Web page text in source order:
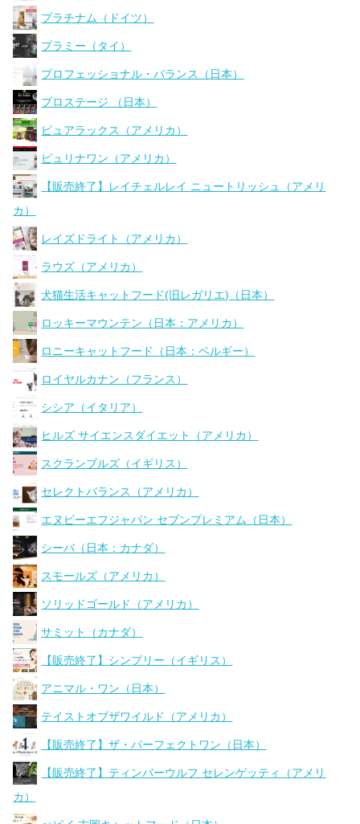
プラチナム（ドイツ）
プラミー（タイ）
プロフェッショナル・バランス（日本）
プロステージ （日本）
ピュアラックス（アメリカ）
ピュリナワン（アメリカ）
【販売終了】レイチェルレイ ニュートリッシュ（アメリ
カ）
レイズドライト（アメリカ）
ラウズ（アメリカ）
犬猫生活キャットフード(旧レガリエ)（日本）
ロッキーマウンテン（日本：アメリカ）
ロニーキャットフード（日本：ベルギー）
ロイヤルカナン（フランス）
シシア（イタリア）
ヒルズ サイエンスダイエット（アメリカ）
スクランブルズ（イギリス）
セレクトバランス（アメリカ）
エヌピーエフジャパン セブンプレミアム（日本）
シーバ（日本：カナダ）
スモールズ（アメリカ）
ソリッドゴールド（アメリカ）
サミット（カナダ）
【販売終了】シンプリー（イギリス）
アニマル・ワン（日本）
テイストオブザワイルド（アメリカ）
【販売終了】ザ・パーフェクトワン（日本）
【販売終了】ティンバーウルフ セレンゲッティ（アメリ
カ）